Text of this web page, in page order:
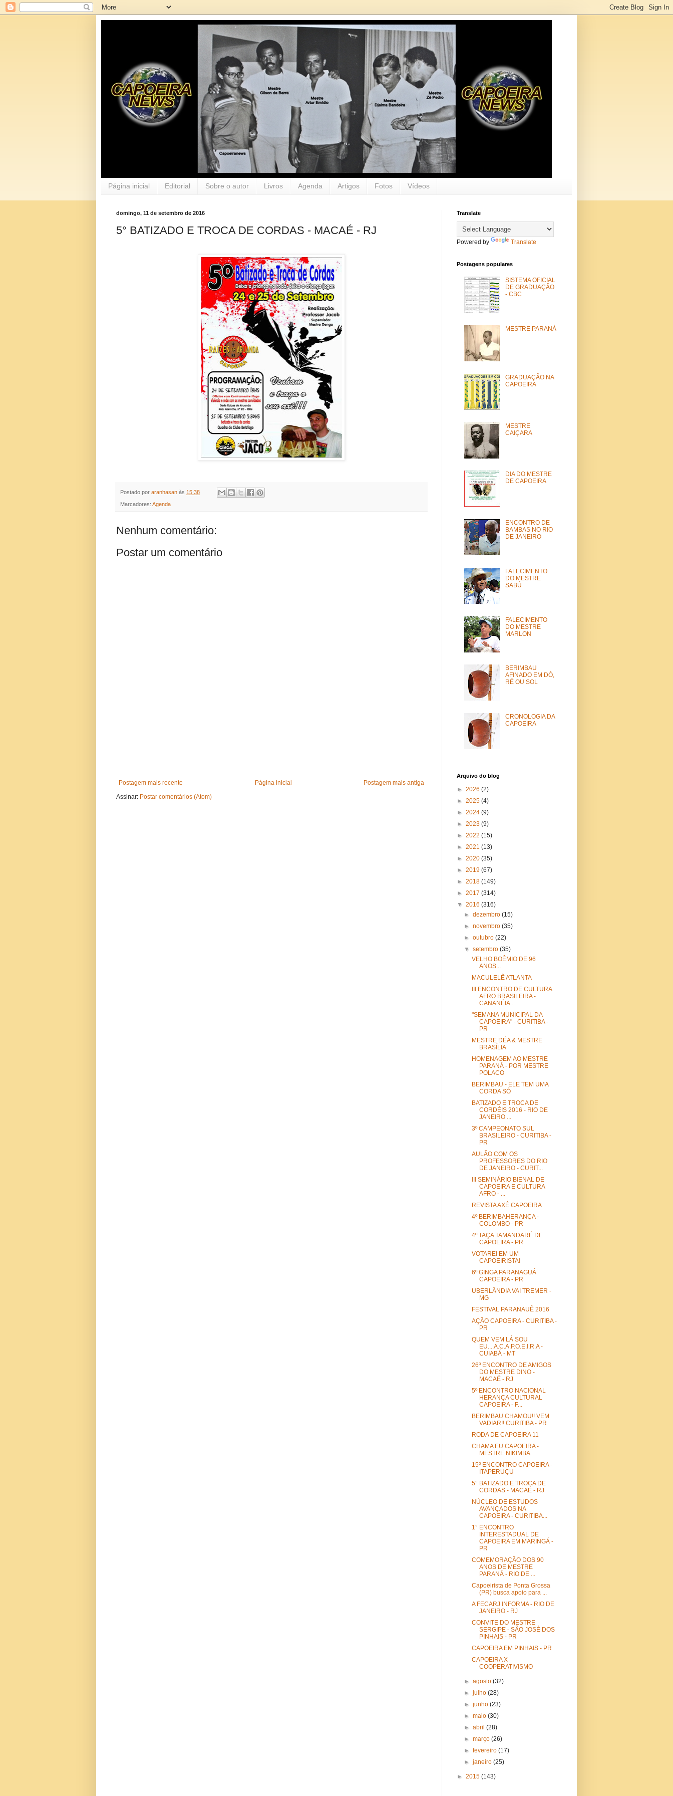
Página inicial Editorial Sobre o autor Livros Agenda Artigos Fotos Vídeos
domingo, 11 de setembro de 2016
5° BATIZADO E TROCA DE CORDAS - MACAÉ - RJ
Postado por aranhasan às 15:38
Marcadores: Agenda
Nenhum comentário:
Postar um comentário
Postagem mais recente Postagem mais antiga
Página inicial
Assinar: Postar comentários (Atom)
Translate
Powered by Translate
Postagens populares
SISTEMA OFICIAL
DE GRADUAÇÃO
- CBC
MESTRE PARANÁ
GRADUAÇÃO NA
CAPOEIRA
MESTRE
CAIÇARA
DIA DO MESTRE
DE CAPOEIRA
ENCONTRO DE
BAMBAS NO RIO
DE JANEIRO
FALECIMENTO
DO MESTRE
SABÚ
FALECIMENTO
DO MESTRE
MARLON
BERIMBAU
AFINADO EM DÓ,
RÉ OU SOL
CRONOLOGIA DA
CAPOEIRA
Arquivo do blog
► 2026 (2)
► 2025 (4)
► 2024 (9)
► 2023 (9)
► 2022 (15)
► 2021 (13)
► 2020 (35)
► 2019 (67)
► 2018 (149)
► 2017 (314)
▼ 2016 (316)
►dezembro(15)
►novembro(35)
►outubro(22)
▼setembro(35)
VELHO BOÊMIO DE 96
ANOS...
MACULELÊ ATLANTA
III ENCONTRO DE CULTURA
AFRO BRASILEIRA -
CANANÉIA...
"SEMANA MUNICIPAL DA
CAPOEIRA" - CURITIBA -
PR
MESTRE DÉA & MESTRE
BRASÍLIA
HOMENAGEM AO MESTRE
PARANÁ - POR MESTRE
POLACO
BERIMBAU - ELE TEM UMA
CORDA SÓ
BATIZADO E TROCA DE
CORDÉIS 2016 - RIO DE
JANEIRO ...
3º CAMPEONATO SUL
BRASILEIRO - CURITIBA -
PR
AULÃO COM OS
PROFESSORES DO RIO
DE JANEIRO - CURIT...
III SEMINÁRIO BIENAL DE
CAPOEIRA E CULTURA
AFRO - ...
REVISTA AXÉ CAPOEIRA
4º BERIMBAHERANÇA -
COLOMBO - PR
4º TAÇA TAMANDARÉ DE
CAPOEIRA - PR
VOTAREI EM UM
CAPOEIRISTA!
6º GINGA PARANAGUÁ
CAPOEIRA - PR
UBERLÂNDIA VAI TREMER -
MG
FESTIVAL PARANAUÊ 2016
AÇÃO CAPOEIRA - CURITIBA -
PR
QUEM VEM LÁ SOU
EU....A.C.A.P.O.E.I.R.A -
CUIABÁ - MT
26º ENCONTRO DE AMIGOS
DO MESTRE DINO -
MACAÉ - RJ
5º ENCONTRO NACIONAL
HERANÇA CULTURAL
CAPOEIRA - F...
BERIMBAU CHAMOU!! VEM
VADIAR!! CURITIBA - PR
RODA DE CAPOEIRA 11
CHAMA EU CAPOEIRA -
MESTRE NIKIMBA
15º ENCONTRO CAPOEIRA -
ITAPERUÇU
5° BATIZADO E TROCA DE
CORDAS - MACAÉ - RJ
NÚCLEO DE ESTUDOS
AVANÇADOS NA
CAPOEIRA - CURITIBA...
1° ENCONTRO
INTERESTADUAL DE
CAPOEIRA EM MARINGÁ -
PR
COMEMORAÇÃO DOS 90
ANOS DE MESTRE
PARANÁ - RIO DE ...
Capoeirista de Ponta Grossa
(PR) busca apoio para ...
A FECARJ INFORMA - RIO DE
JANEIRO - RJ
CONVITE DO MESTRE
SERGIPE - SÃO JOSÉ DOS
PINHAIS - PR
CAPOEIRA EM PINHAIS - PR
CAPOEIRA X
COOPERATIVISMO
►agosto(32)
►julho(28)
►junho(23)
►maio(30)
►abril(28)
►março(26)
►fevereiro(17)
►janeiro(25)
► 2015 (143)